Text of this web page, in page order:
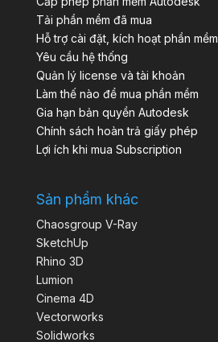
Tải phần mềm đã mua
Hỗ trợ cài đặt, kích hoạt phần mềm
Yêu cầu hệ thống
Quản lý license và tài khoản
Làm thế nào để mua phần mềm
Gia hạn bản quyền Autodesk
Chính sách hoàn trả giấy phép
Lợi ích khi mua Subscription
Sản phẩm khác
Chaosgroup V-Ray
SketchUp
Rhino 3D
Lumion
Cinema 4D
Vectorworks
Solidworks